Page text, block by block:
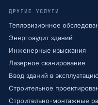
ДРУГИЕ УСЛУГИ
Тепловизионное
Энергоаудит зданий
Инженерные изыскания
Лазерное сканирование
Ввод зданий в
Строительное
Строительно-монтажные